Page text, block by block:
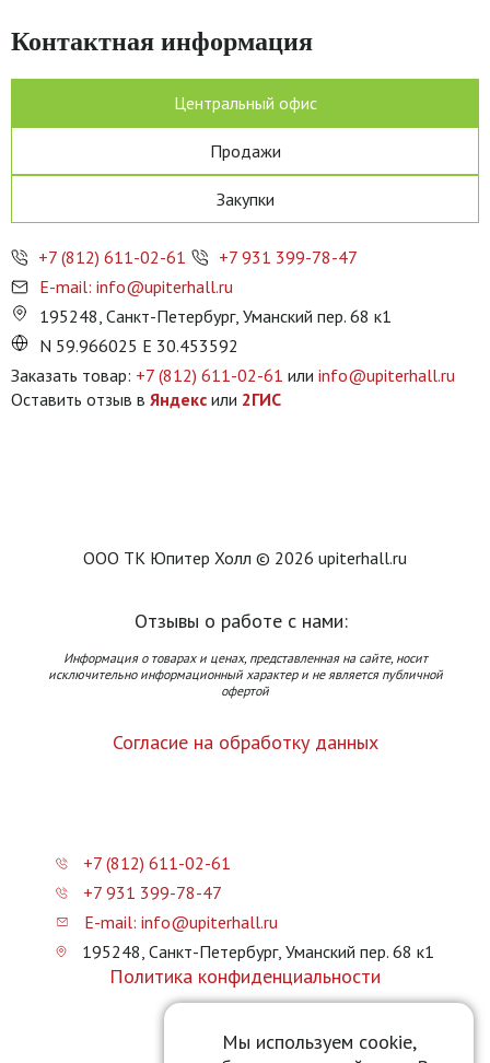
Мы используем cookie,
Контактная информация
Центральный офис
Продажи
Закупки
+7 (812) 611-02-61
+7 931 399-78-47
E-mail: info@upiterhall.ru
195248, Санкт-Петербург, Уманский пер. 68 к1
N 59.966025 E 30.453592
Заказать товар: +7 (812) 611-02-61 или info@upiterhall.ru
Оставить отзыв в Яндекс или 2ГИС
ООО ТК Юпитер Холл © 2026 upiterhall.ru
Отзывы о работе с нами:
Информация о товарах и ценах, представленная на сайте, носит
исключительно информационный характер и не является публичной
офертой
Согласие на обработку данных
+7 (812) 611-02-61
+7 931 399-78-47
E-mail: info@upiterhall.ru
195248, Санкт-Петербург, Уманский пер. 68 к1
Политика конфиденциальности
Карта сайта